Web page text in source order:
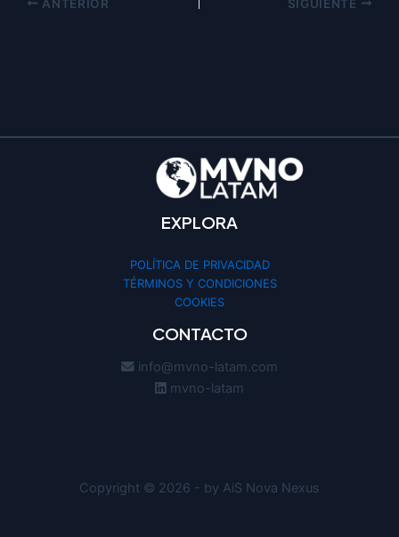
ANTERIOR SIGUIENTE
EXPLORA
POLÍTICA DE PRIVACIDAD
TÉRMINOS Y CONDICIONES
COOKIES
CONTACTO
info@mvno-latam.com
mvno-latam
Copyright © 2026 - by AiS Nova Nexus